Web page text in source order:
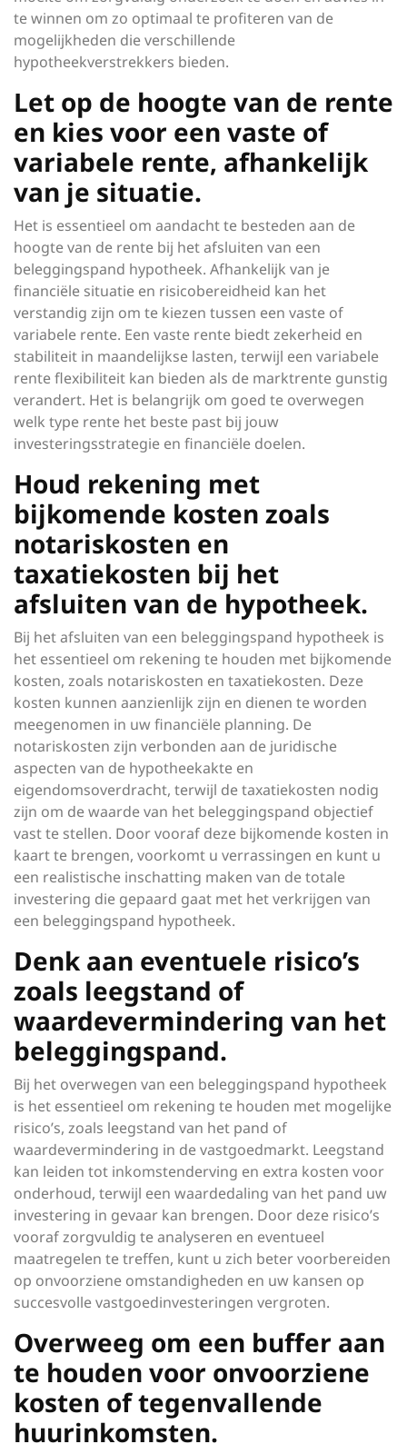
te winnen om zo optimaal te profiteren van de
mogelijkheden die verschillende
hypotheekverstrekkers bieden.
Let op de hoogte van de rente
en kies voor een vaste of
variabele rente, afhankelijk
van je situatie.
Het is essentieel om aandacht te besteden aan de
hoogte van de rente bij het afsluiten van een
beleggingspand hypotheek. Afhankelijk van je
financiële situatie en risicobereidheid kan het
verstandig zijn om te kiezen tussen een vaste of
variabele rente. Een vaste rente biedt zekerheid en
stabiliteit in maandelijkse lasten, terwijl een variabele
rente flexibiliteit kan bieden als de marktrente gunstig
verandert. Het is belangrijk om goed te overwegen
welk type rente het beste past bij jouw
investeringsstrategie en financiële doelen.
Houd rekening met
bijkomende kosten zoals
notariskosten en
taxatiekosten bij het
afsluiten van de hypotheek.
Bij het afsluiten van een beleggingspand hypotheek is
het essentieel om rekening te houden met bijkomende
kosten, zoals notariskosten en taxatiekosten. Deze
kosten kunnen aanzienlijk zijn en dienen te worden
meegenomen in uw financiële planning. De
notariskosten zijn verbonden aan de juridische
aspecten van de hypotheekakte en
eigendomsoverdracht, terwijl de taxatiekosten nodig
zijn om de waarde van het beleggingspand objectief
vast te stellen. Door vooraf deze bijkomende kosten in
kaart te brengen, voorkomt u verrassingen en kunt u
een realistische inschatting maken van de totale
investering die gepaard gaat met het verkrijgen van
een beleggingspand hypotheek.
Denk aan eventuele risico’s
zoals leegstand of
waardevermindering van het
beleggingspand.
Bij het overwegen van een beleggingspand hypotheek
is het essentieel om rekening te houden met mogelijke
risico’s, zoals leegstand van het pand of
waardevermindering in de vastgoedmarkt. Leegstand
kan leiden tot inkomstenderving en extra kosten voor
onderhoud, terwijl een waardedaling van het pand uw
investering in gevaar kan brengen. Door deze risico’s
vooraf zorgvuldig te analyseren en eventueel
maatregelen te treffen, kunt u zich beter voorbereiden
op onvoorziene omstandigheden en uw kansen op
succesvolle vastgoedinvesteringen vergroten.
Overweeg om een buffer aan
te houden voor onvoorziene
kosten of tegenvallende
huurinkomsten.